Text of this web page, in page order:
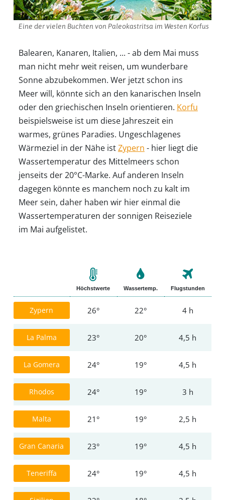
Startseite
Eine der vielen Buchten von Paleokastritsa im Westen Korfus
Balearen, Kanaren, Italien, ... - ab dem Mai muss
man nicht mehr weit reisen, um wunderbare
Sonne abzubekommen. Wer jetzt schon ins
Meer will, könnte sich an den kanarischen Inseln
oder den griechischen Inseln orientieren. Korfu
beispielsweise ist um diese Jahreszeit ein
warmes, grünes Paradies. Ungeschlagenes
Wärmeziel in der Nähe istZypern - hier liegt die
Wassertemperatur des Mittelmeers schon
jenseits der 20°C-Marke. Auf anderen Inseln
dagegen könnte es manchem noch zu kalt im
Meer sein, daher haben wir hier einmal die
Wassertemperaturen der sonnigen Reiseziele
im Mai aufgelistet.
Höchstwerte Wassertemp. Flugstunden
Zypern 26° 22° 4 h
La Palma 23° 20° 4,5 h
La Gomera 24° 19° 4,5 h
Rhodos 24° 19° 3 h
Malta 21° 19° 2,5 h
Gran Canaria 23° 19° 4,5 h
Teneriffa 24° 19° 4,5 h